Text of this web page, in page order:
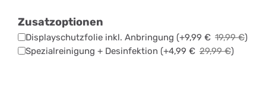
Plus
Display
Zusatzoptionen
Displayschutzfolie inkl. Anbringung (+9,99 € 19,99€)
Spezialreinigung + Desinfektion (+4,99 € 29,99€)